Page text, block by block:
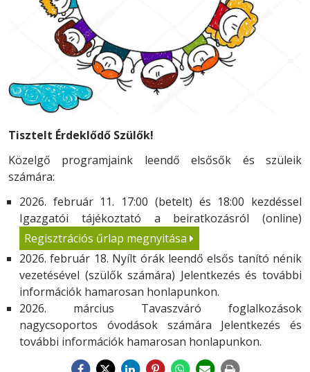
Tisztelt Érdeklődő Szülők!
Közelgő programjaink leendő elsősők és szüleik
számára:
2026. február 11. 17:00 (betelt) és 18:00 kezdéssel
Igazgatói tájékoztató a beiratkozásról (online)
Regisztrációs űrlap megnyitása
2026. február 18. Nyílt órák leendő elsős tanító nénik
vezetésével (szülők számára) Jelentkezés és további
információk hamarosan honlapunkon.
2026. március Tavaszváró foglalkozások
nagycsoportos óvodások számára Jelentkezés és
további információk hamarosan honlapunkon.